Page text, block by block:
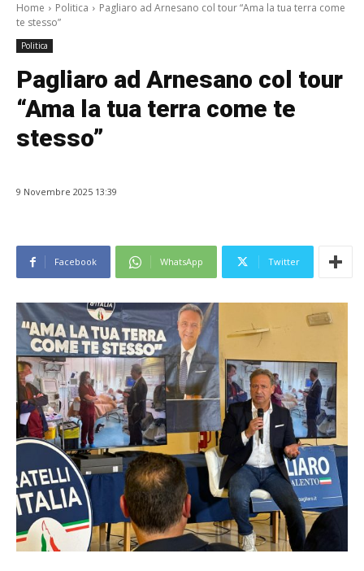
Home Politica
Pagliaro ad Arnesano col tour “Ama la tua terra come
te stesso”
Politica
Pagliaro ad Arnesano col tour
“Ama la tua terra come te
stesso”
9 Novembre 2025 13:39
Facebook WhatsApp Twitter